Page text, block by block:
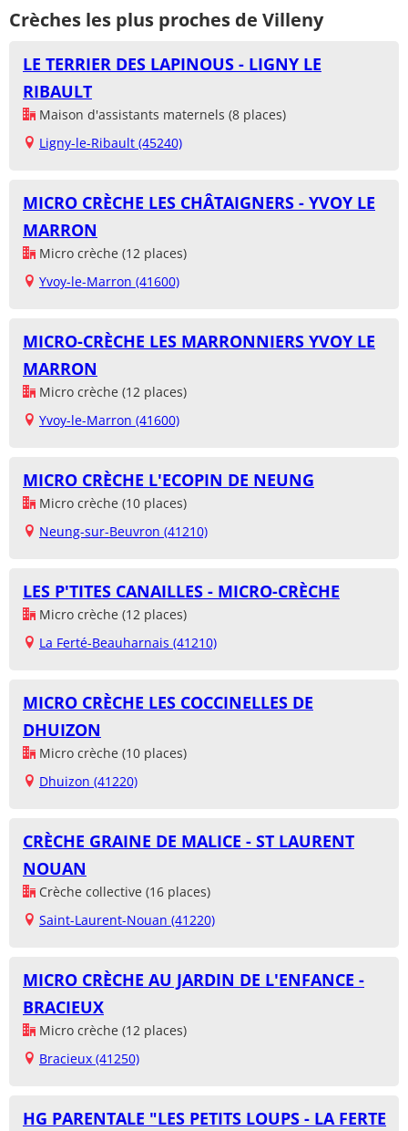
Crèches les plus proches de Villeny
LE TERRIER DES LAPINOUS - LIGNY LE
RIBAULT
Maison d'assistants maternels (8 places)
Ligny-le-Ribault (45240)
MICRO CRÈCHE LES CHÂTAIGNERS - YVOY LE
MARRON
Micro crèche (12 places)
Yvoy-le-Marron (41600)
MICRO-CRÈCHE LES MARRONNIERS YVOY LE
MARRON
Micro crèche (12 places)
Yvoy-le-Marron (41600)
MICRO CRÈCHE L'ECOPIN DE NEUNG
Micro crèche (10 places)
Neung-sur-Beuvron (41210)
LES P'TITES CANAILLES - MICRO-CRÈCHE
Micro crèche (12 places)
La Ferté-Beauharnais (41210)
MICRO CRÈCHE LES COCCINELLES DE
DHUIZON
Micro crèche (10 places)
Dhuizon (41220)
CRÈCHE GRAINE DE MALICE - ST LAURENT
NOUAN
Crèche collective (16 places)
Saint-Laurent-Nouan (41220)
MICRO CRÈCHE AU JARDIN DE L'ENFANCE -
BRACIEUX
Micro crèche (12 places)
Bracieux (41250)
HG PARENTALE "LES PETITS LOUPS - LA FERTE